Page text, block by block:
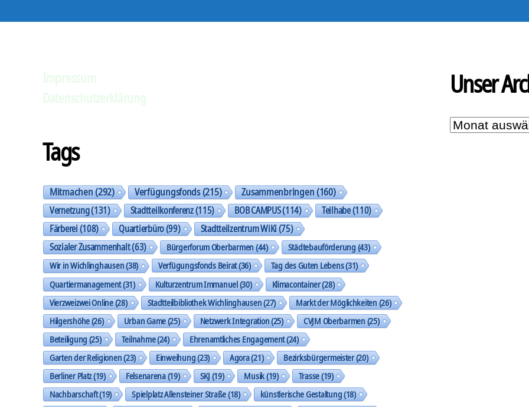
Tags
Mitmachen(292) Verfügungsfonds(215) Zusammenbringen(160)
Vernetzung(131) Stadtteilkonferenz(115) BOB CAMPUS(114) Teilhabe(110)
Färberei(108) Quartierbüro(99) Stadtteilzentrum WiKi(75)
Sozialer Zusammenhalt(63) Bürgerforum Oberbarmen(44) Städtebauförderung(43)
Wir in Wichlinghausen(38) Verfügungsfonds Beirat(36) Tag des Guten Lebens(31)
Quartiermanagement(31) Kulturzentrum Immanuel(30) Klimacontainer(28)
Vierzweizwei Online(28) Stadtteilbibliothek Wichlinghausen(27) Markt der Möglichkeiten(26)
Hilgershöhe(26) Urban Game(25) Netzwerk Integration(25) CVJM Oberbarmen(25)
Beteiligung(25) Teilnahme(24) Ehrenamtliches Engagement(24)
Garten der Religionen(23) Einweihung(23) Agora(21) Bezirksbürgermeister(20)
Berliner Platz(19) Felsenarena(19) SKJ(19) Musik(19) Trasse(19)
Nachbarschaft(19) Spielplatz Allensteiner Straße(18) künstlerische Gestaltung(18)
Unser
Unser
Archiv